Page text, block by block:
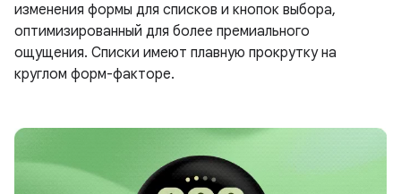
изменения формы для списков и кнопок выбора,
оптимизированный для более премиального
ощущения. Списки имеют плавную прокрутку на
круглом форм-факторе.